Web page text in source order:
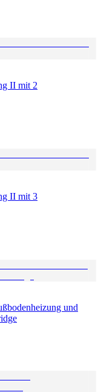
II mit 2
II mit 3
und